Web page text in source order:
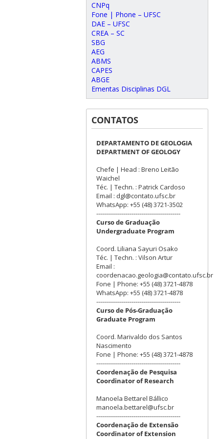
CNPq
Fone | Phone – UFSC
DAE – UFSC
CREA – SC
SBG
AEG
ABMS
CAPES
ABGE
Ementas Disciplinas DGL
CONTATOS
DEPARTAMENTO DE GEOLOGIA
DEPARTMENT OF GEOLOGY
Chefe | Head : Breno Leitão
Waichel
Téc. | Techn. : Patrick Cardoso
Email : dgl@contato.ufsc.br
WhatsApp: +55 (48) 3721-3502
-------------------------------------------
Curso de Graduação
Undergraduate Program
Coord. Liliana Sayuri Osako
Téc. | Techn. : Vilson Artur
Email :
coordenacao.geologia@contato.ufsc.br
Fone | Phone: +55 (48) 3721-4878
WhatsApp: +55 (48) 3721-4878
-------------------------------------------
Curso de Pós-Graduação
Graduate Program
Coord. Marivaldo dos Santos
Nascimento
Fone | Phone: +55 (48) 3721-4878
-------------------------------------------
Coordenação de Pesquisa
Coordinator of Research
Manoela Bettarel Bállico
manoela.bettarel@ufsc.br
-------------------------------------------
Coordenação de Extensão
Coordinator of Extension